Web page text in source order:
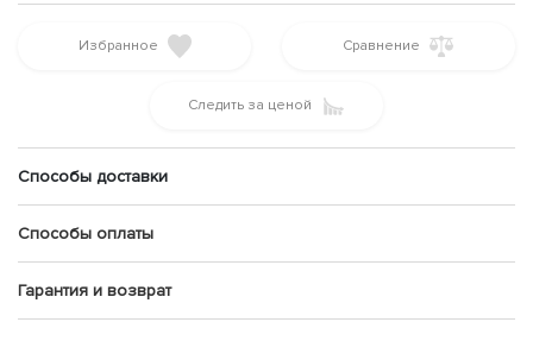
Избранное Сравнение
Следить за ценой
Способы доставки
Способы оплаты
Гарантия и возврат